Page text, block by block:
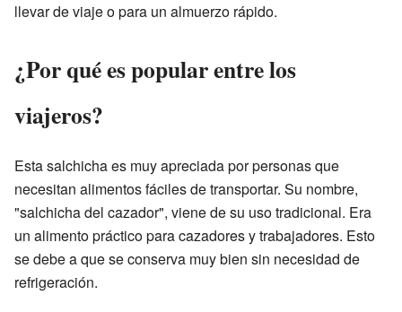
llevar de viaje o para un almuerzo rápido.
¿Por qué es popular entre los
viajeros?
Esta salchicha es muy apreciada por personas que
necesitan alimentos fáciles de transportar. Su nombre,
"salchicha del cazador", viene de su uso tradicional. Era
un alimento práctico para cazadores y trabajadores. Esto
se debe a que se conserva muy bien sin necesidad de
refrigeración.